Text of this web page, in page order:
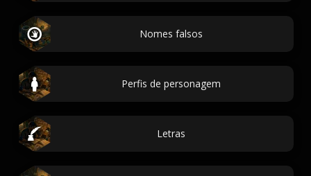
Nomes falsos
Perfis de personagem
Letras